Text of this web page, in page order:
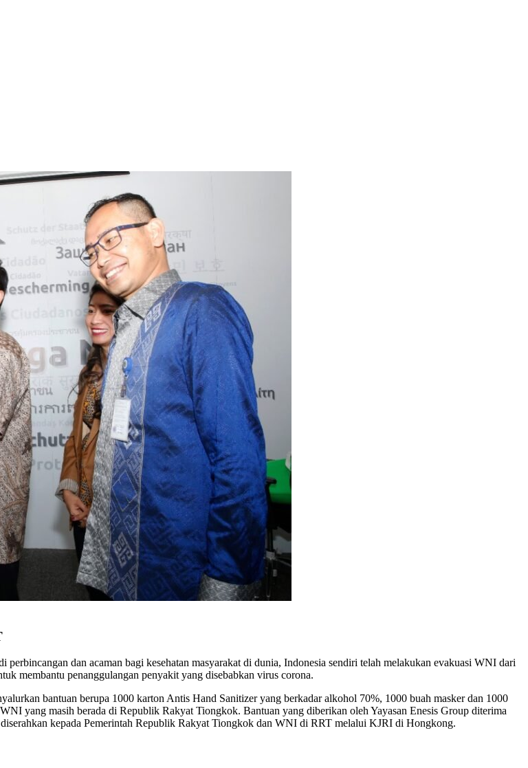
dan acaman bagi kesehatan masyarakat di dunia, Indonesia sendiri telah melakukan evakuasi WNI dari
membantu penanggulangan penyakit yang disebabkan virus corona.
bantuan berupa 1000 karton Antis Hand Sanitizer yang berkadar alkohol 70%, 1000 buah masker dan 1000
yang masih berada di Republik Rakyat Tiongkok. Bantuan yang diberikan oleh Yayasan Enesis Group diterima
kepada Pemerintah Republik Rakyat Tiongkok dan WNI di RRT melalui KJRI di Hongkong.